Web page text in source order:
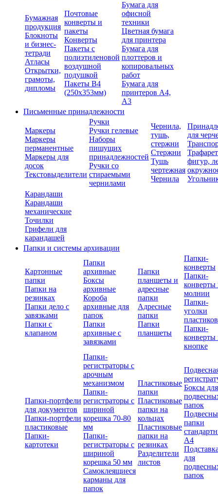
Бумажная
продукция
Блокноты
и бизнес-
тетради
Атласы
Открытки,
грамоты,
дипломы
Почтовые
конверты и
пакеты
Конверты
Пакеты с
полиэтиленовой
воздушной
подушкой
Пакеты В4
(250х353мм)
Бумага для
офисной
техники
Цветная бумага
для принтера
Бумага для
плоттеров и
копировальных
работ
Бумага для
принтеров А4,
А3
Письменные принадлежности
Маркеры
Маркеры
перманентные
Маркеры для
досок
Текстовыделители
Ручки
Ручки гелевые
Наборы
пишущих
принадлежностей
Ручки со
стираемыми
чернилами
Чернила,
тушь,
стержни
Стержни
Тушь
чертежная
Чернила
для
фигур,
Карандаши
Карандаши
механические
Точилки
Грифели для
карандашей
Папки и системы архивации
Картонные
папки
Папки на
резинках
Папки дело с
завязками
Папки с
клапаном
Папки
архивные
Боксы
архивные
Короба
архивные для
папок
Папки
архивные с
завязками
Папки
планшеты и
адресные
папки
Адресные
папки
Папки
планшеты
Папки-
конверты
Папки-
конверты
молнии
Папки-
уголки
Папки-
конверты
кнопке
Папки-портфели
для документов
Папки-портфели
пластиковые
Папки-
картотеки
Папки-
регистраторы с
арочным
механизмом
Папки-
регистраторы с
шириной
корешка 70-80
мм
Папки-
регистраторы с
шириной
корешка 50 мм
Самоклеящиеся
карманы для
папок
Пластиковые
папки
Пластиковые
папки на
кольцах
Пластиковые
папки на
резинках
Разделители
листов
Боксы для
папок
папки
А4
для
папок